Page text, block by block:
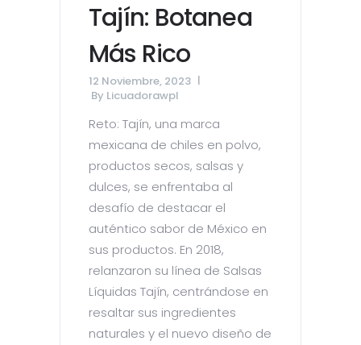
Tajín: Botanea
Más Rico
12 Noviembre, 2023
By Licuadorawpl
Reto: Tajín, una marca
mexicana de chiles en polvo,
productos secos, salsas y
dulces, se enfrentaba al
desafío de destacar el
auténtico sabor de México en
sus productos. En 2018,
relanzaron su línea de Salsas
Líquidas Tajín, centrándose en
resaltar sus ingredientes
naturales y el nuevo diseño de